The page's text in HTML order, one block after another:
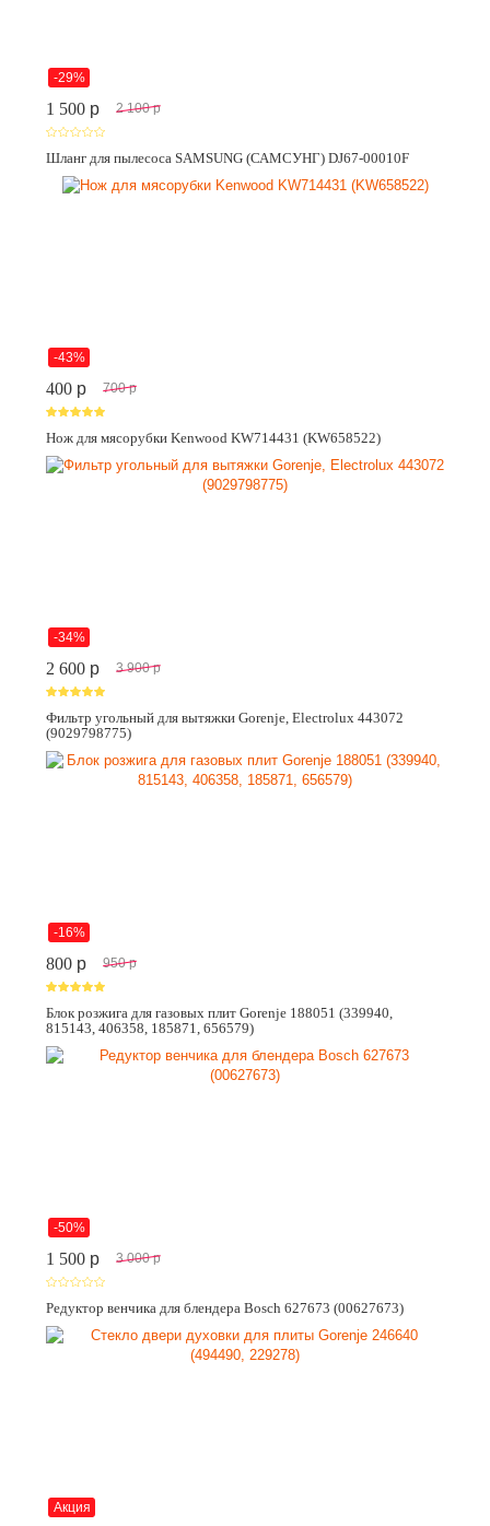
-29%
1 500 p 2 100 p
Шланг для пылесоса SAMSUNG (САМСУНГ) DJ67-00010F
-43%
400 p 700 p
Нож для мясорубки Kenwood KW714431 (KW658522)
-34%
2 600 p 3 900 p
Фильтр угольный для вытяжки Gorenje, Electrolux 443072
(9029798775)
-16%
800 p 950 p
Блок розжига для газовых плит Gorenje 188051 (339940,
815143, 406358, 185871, 656579)
-50%
1 500 p 3 000 p
Редуктор венчика для блендера Bosch 627673 (00627673)
Акция